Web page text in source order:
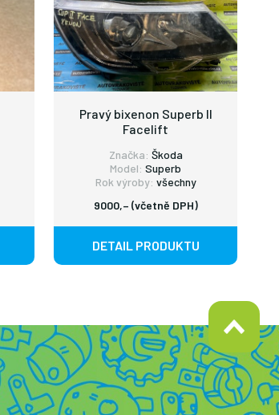
Pravý bixenon Superb II
Facelift
Značka: Škoda
Model: Superb
Rok výroby: všechny
9000,– (včetně DPH)
DETAIL PRODUKTU